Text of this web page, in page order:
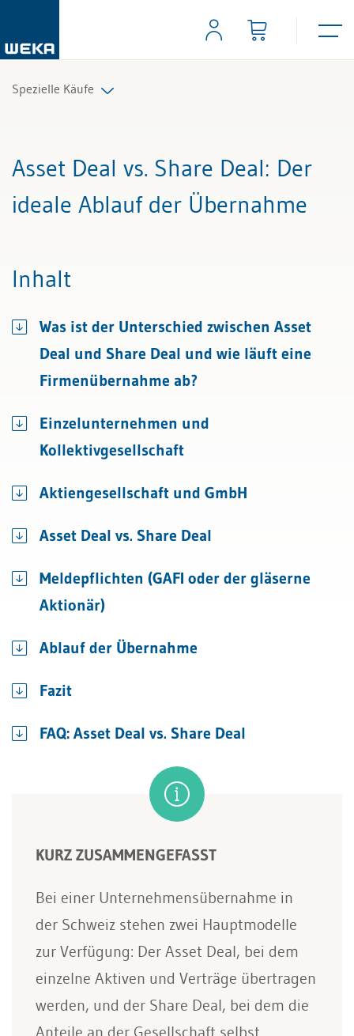
Spezielle Käufe
Asset Deal vs. Share Deal: Der
ideale Ablauf der Übernahme
Inhalt
Was ist der Unterschied zwischen Asset
Deal und Share Deal und wie läuft eine
Firmenübernahme ab?
Einzelunternehmen und
Kollektivgesellschaft
Aktiengesellschaft und GmbH
Asset Deal vs. Share Deal
Meldepflichten (GAFI oder der gläserne
Aktionär)
Ablauf der Übernahme
Fazit
FAQ: Asset Deal vs. Share Deal
KURZ ZUSAMMENGEFASST
Bei einer Unternehmensübernahme in
der Schweiz stehen zwei Hauptmodelle
zur Verfügung: Der Asset Deal, bei dem
einzelne Aktiven und Verträge übertragen
werden, und der Share Deal, bei dem die
Anteile an der Gesellschaft selbst